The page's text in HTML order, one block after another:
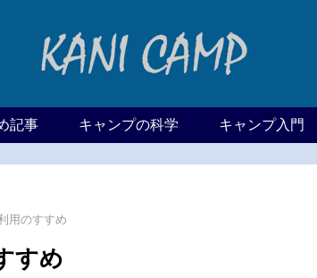
記事 キャンプの科学 キャンプ入門
用のすすめ
すめ